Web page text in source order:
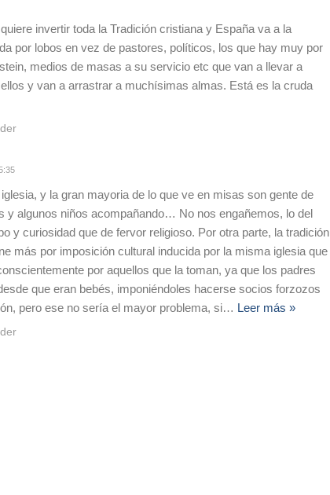
invertir toda la Tradición cristiana y España va a la
por lobos en vez de pastores, políticos, los que hay muy por
medios de masas a su servicio etc que van a llevar a
y van a arrastrar a muchísimas almas. Está es la cruda
y la gran mayoria de lo que ve en misas son gente de
y algunos niños acompañando… No nos engañemos, lo del
y curiosidad que de fervor religioso. Por otra parte, la tradición
más por imposición cultural inducida por la misma iglesia que
por aquellos que la toman, ya que los padres
que eran bebés, imponiéndoles hacerse socios forzozos
pero ese no sería el mayor problema, si… Leer más »